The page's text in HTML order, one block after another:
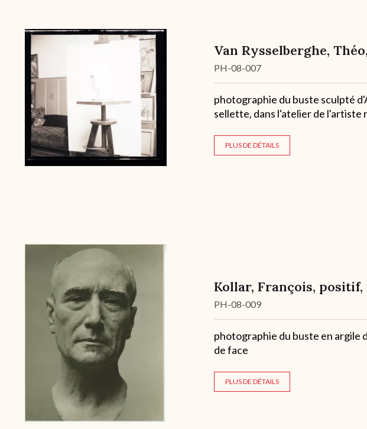
Van Rysselberghe,
Cote
PH-08-007
Description
photographie du buste sculpté
sellette, dans l'atelier de l'artiste
PLUS DE DÉTAILS
Kollar, François, positif,
Cote
PH-08-009
Description
photographie du buste en argile
de face
PLUS DE DÉTAILS